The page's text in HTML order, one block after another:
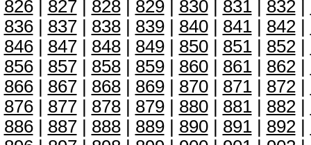
826| 827| 828| 829| 830| 831| 832|
836| 837| 838| 839| 840| 841| 842|
846| 847| 848| 849| 850| 851| 852|
856| 857| 858| 859| 860| 861| 862|
866| 867| 868| 869| 870| 871| 872|
876| 877| 878| 879| 880| 881| 882|
886| 887| 888| 889| 890| 891| 892|